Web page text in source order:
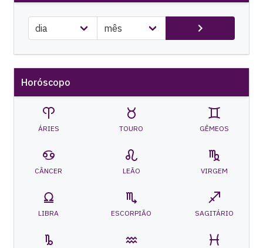
Horóscopo
ÁRIES TOURO GÊMEOS
CÂNCER LEÃO VIRGEM
LIBRA ESCORPIÃO SAGITÁRIO